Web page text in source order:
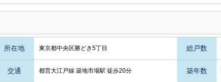
所在地 東京都中央区勝どき5丁目 総戸数
交通 都営大江戸線 築地市場駅 徒歩20分 築年数